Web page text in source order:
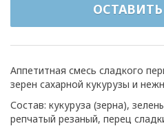
Аппетитная смесь сладкого
зерен сахарной кукурузы и
Состав: кукуруза (зерна),
репчатый резаный, перец